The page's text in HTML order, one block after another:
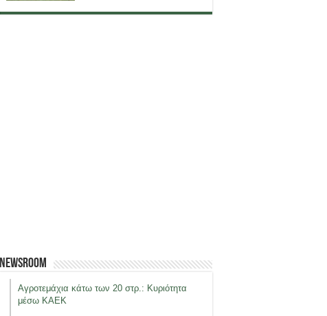
Newsroom
Αγροτεμάχια κάτω των 20 στρ.: Κυριότητα
μέσω ΚΑΕΚ